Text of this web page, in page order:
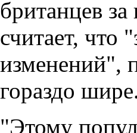
британцев
считает, что
изменений",
гораздо
"Этому